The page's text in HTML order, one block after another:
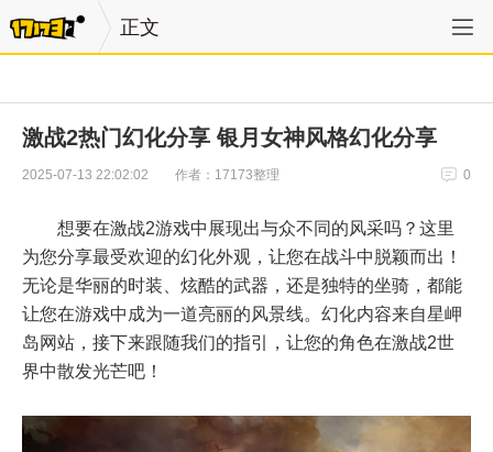
正文
激战2热门幻化分享 银月女神风格幻化分享
2025-07-13 22:02:02 作者：17173整理 0
想要在激战2游戏中展现出与众不同的风采吗？这里
为您分享最受欢迎的幻化外观，让您在战斗中脱颖而出！
无论是华丽的时装、炫酷的武器，还是独特的坐骑，都能
让您在游戏中成为一道亮丽的风景线。幻化内容来自星岬
岛网站，接下来跟随我们的指引，让您的角色在激战2世
界中散发光芒吧！